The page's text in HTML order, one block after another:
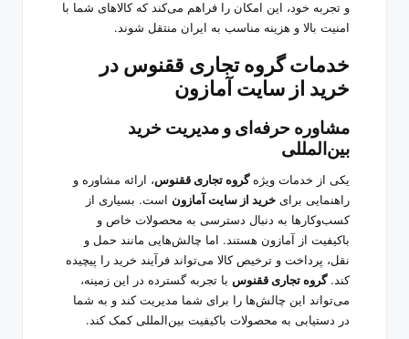
و تجربه خود، این امکان را فراهم می‌کند که کالاهای شما با
امنیت بالا و هزینه مناسب به ایران منتقل شوند.
خدمات گروه تجاری ققنوس در
خرید از سایت آمازون
مشاوره حرفه‌ای و مدیریت خرید
بین‌المللی
یکی از خدمات ویژهگروه تجاری ققنوس، ارائه مشاوره و
راهنمایی برای خرید از سایت آمازون است. بسیاری از
کسب‌وکارها به دنبال دسترسی به محصولات خاص و
باکیفیت از آمازون هستند. اما چالش‌هایی مانند حمل و
نقل، پرداخت و ترخیص کالا می‌تواند فرآیند خرید را پیچیده
کند.گروه تجاری ققنوس با تجربه گسترده در این زمینه،
می‌تواند این چالش‌ها را برای شما مدیریت کند و به شما
در دستیابی به محصولات باکیفیت بین‌المللی کمک کند.